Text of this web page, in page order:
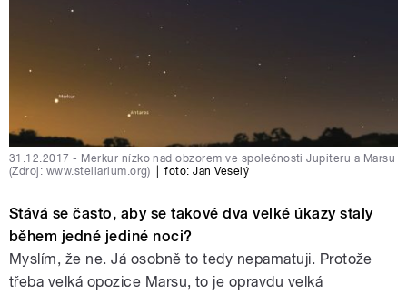
31.12.2017 - Merkur nízko nad obzorem ve společnosti Jupiteru a Marsu
(Zdroj: www.stellarium.org)
foto: Jan Veselý
Stává se často, aby se takové dva velké úkazy staly
během jedné jediné noci?
Myslím, že ne. Já osobně to tedy nepamatuji. Protože
třeba velká opozice Marsu, to je opravdu velká